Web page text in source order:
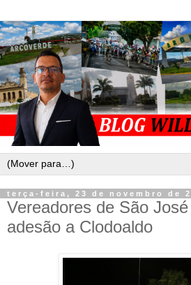
terça-feira, 23 de novembro de
Vereadores de São
adesão a Clodoaldo